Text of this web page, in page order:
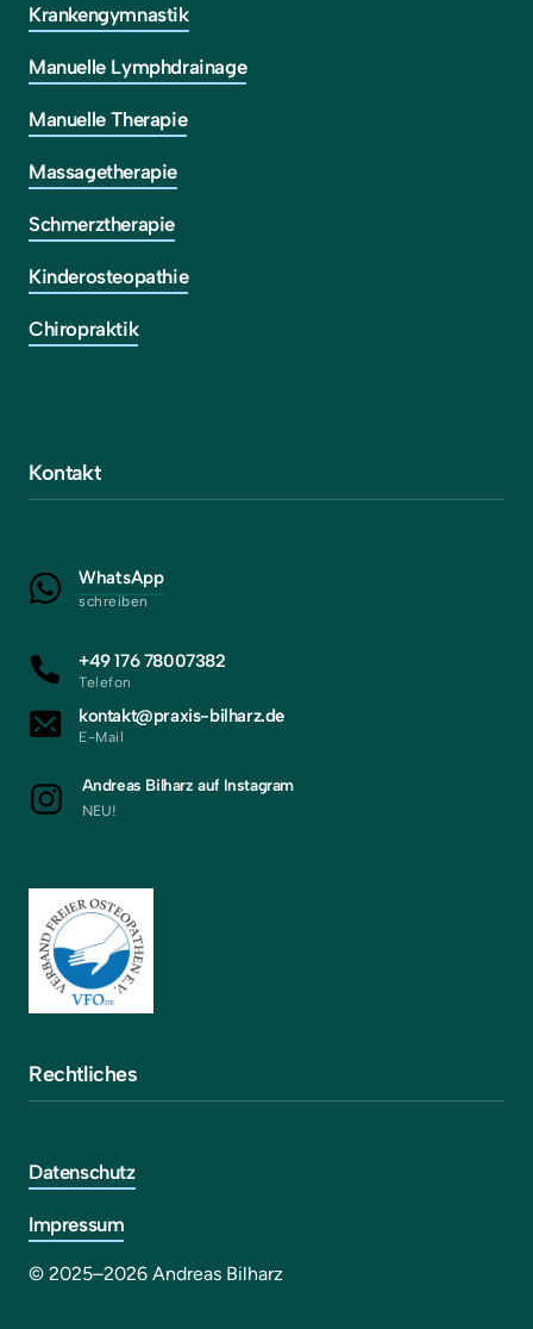
Krankengymnastik
Manuelle Lymphdrainage
Manuelle Therapie
Massagetherapie
Schmerztherapie
Kinderosteopathie
Chiropraktik
Kontakt
WhatsApp
schreiben
+49 176 78007382
Telefon
kontakt@praxis-bilharz.de
E-Mail
Andreas Bilharz auf Instagram
NEU!
Rechtliches
Datenschutz
Impressum
© 2025–2026 Andreas Bilharz